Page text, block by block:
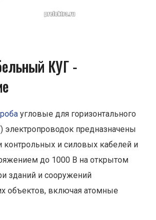
КУГ -
угловые для горизонтального
электропроводок предназначены
контрольных и силовых кабелей и
до 1000 В на открытом
зданий и сооружений
объектов, включая атомные